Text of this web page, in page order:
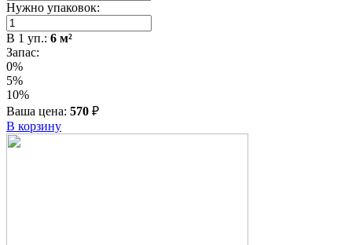
Нужно упаковок:
В 1 уп.: 6 м²
Запас:
0%
5%
10%
Ваша цена: 570 ₽
В корзину